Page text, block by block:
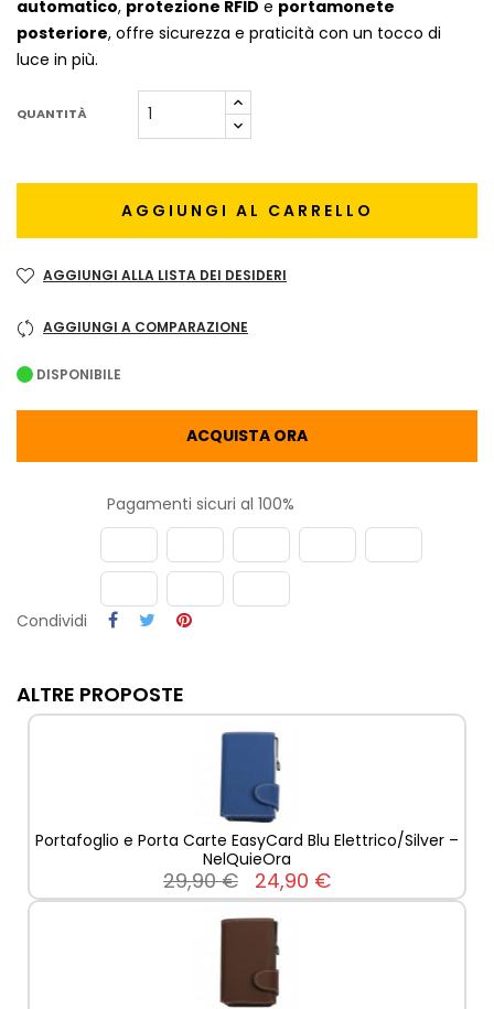
automatico, protezione RFID e portamonete
posteriore, offre sicurezza e praticità con un tocco di
luce in più.
QUANTITÀ
AGGIUNGI AL CARRELLO
AGGIUNGI ALLA LISTA DEI DESIDERI
AGGIUNGI A COMPARAZIONE
DISPONIBILE
ACQUISTA ORA
Pagamenti sicuri al 100%
Condividi
ALTRE PROPOSTE
Portafoglio e Porta Carte EasyCard Blu Elettrico/Silver –
NelQuieOra
29,90 € 24,90 €